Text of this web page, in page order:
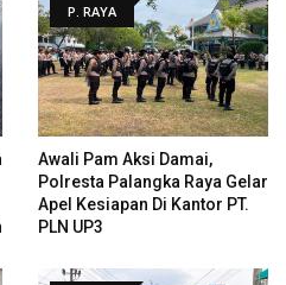
P. RAYA
Awali Pam Aksi Damai,
Polresta Palangka Raya Gelar
Apel Kesiapan Di Kantor PT.
PLN UP3